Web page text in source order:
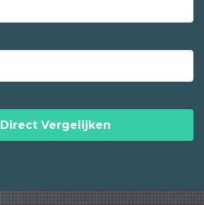
Direct Vergelijken